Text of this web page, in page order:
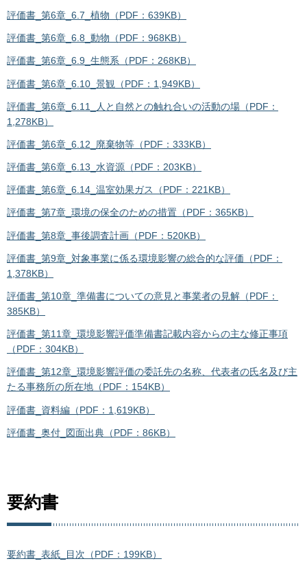
評価書_第6章_6.7_植物（PDF：639KB）
評価書_第6章_6.8_動物（PDF：968KB）
評価書_第6章_6.9_生態系（PDF：268KB）
評価書_第6章_6.10_景観（PDF：1,949KB）
評価書_第6章_6.11_人と自然との触れ合いの活動の場（PDF：
1,278KB）
評価書_第6章_6.12_廃棄物等（PDF：333KB）
評価書_第6章_6.13_水資源（PDF：203KB）
評価書_第6章_6.14_温室効果ガス（PDF：221KB）
評価書_第7章_環境の保全のための措置（PDF：365KB）
評価書_第8章_事後調査計画（PDF：520KB）
評価書_第9章_対象事業に係る環境影響の総合的な評価（PDF：
1,378KB）
評価書_第10章_準備書についての意見と事業者の見解（PDF：
385KB）
評価書_第11章_環境影響評価準備書記載内容からの主な修正事項
（PDF：304KB）
評価書_第12章_環境影響評価の委託先の名称、代表者の氏名及び主
たる事務所の所在地（PDF：154KB）
評価書_資料編（PDF：1,619KB）
評価書_奥付_図面出典（PDF：86KB）
要約書
要約書_表紙_目次（PDF：199KB）